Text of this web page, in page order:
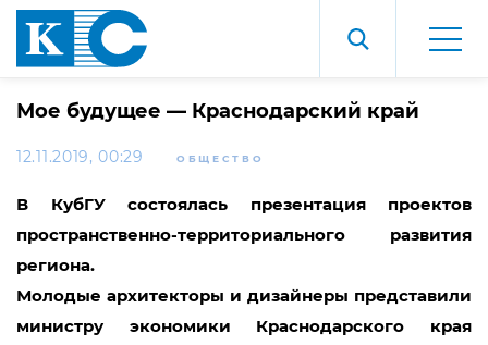
Мое будущее — Краснодарский край
12.11.2019, 00:29 ОБЩЕСТВО
В КубГУ состоялась презентация проектов
пространственно-территориального развития
региона.
Молодые архитекторы и дизайнеры представили
министру экономики Краснодарского края